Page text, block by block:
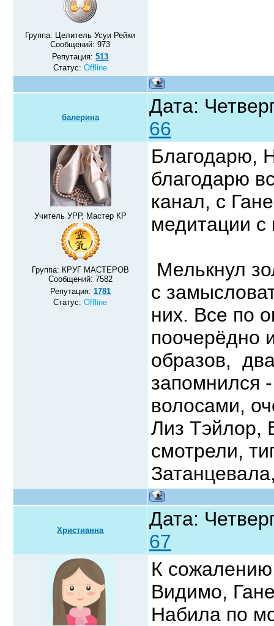
Группа: Целитель Усуи Рейки
Сообщений:973
Репутация:513
Статус:Offline
балерина
Дата:
66
Учитель УРР, Мастер КР
Группа: КРУГ МАСТЕРОВ
Сообщений: 7582
Репутация: 1781
Статус:Offline
Благодарю,
благодарю
канал, с
медитации с
Мелькнул
с
них. Все по
поочерёдно
образов,
запомнился
волосами,
Лиз Тэйлор,
смотрели,
Христианна
Дата:
67
К
Видимо,
Набила по